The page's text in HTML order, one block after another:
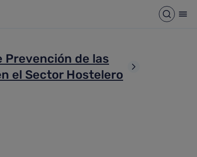
Abrir
Prevención de las
el Sector Hostelero